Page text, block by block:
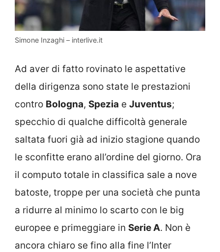
Simone Inzaghi – interlive.it
Ad aver di fatto rovinato le aspettative
della dirigenza sono state le prestazioni
contro Bologna, Spezia e Juventus;
specchio di qualche difficoltà generale
saltata fuori già ad inizio stagione quando
le sconfitte erano all’ordine del giorno. Ora
il computo totale in classifica sale a nove
batoste, troppe per una società che punta
a ridurre al minimo lo scarto con le big
europee e primeggiare in Serie A. Non è
ancora chiaro se fino alla fine l’Inter